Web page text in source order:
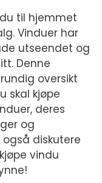
til hjemmet
Vinduer har
utseendet og
Denne
oversikt
skal kjøpe
deres
og
diskutere
vindu